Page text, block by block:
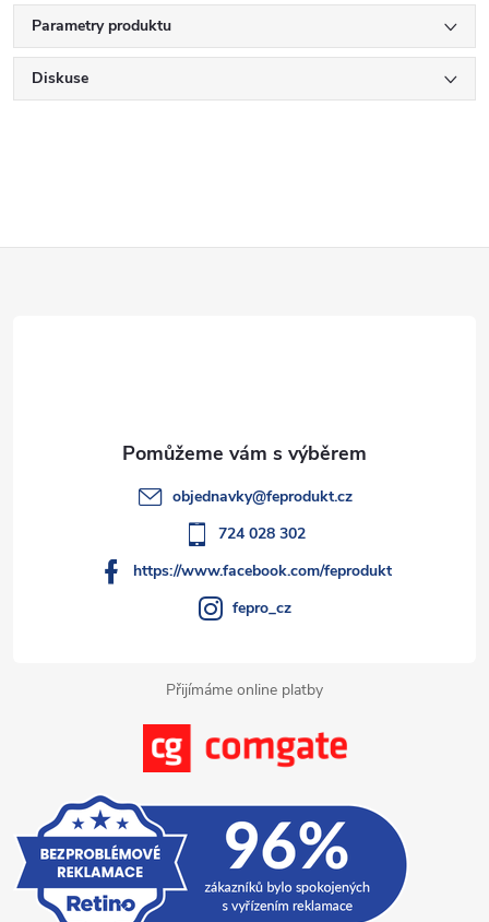
Parametry produktu
Diskuse
Přijímáme online platby
objednavky@feprodukt.cz
724 028 302
https://www.facebook.com/feprodukt
fepro_cz